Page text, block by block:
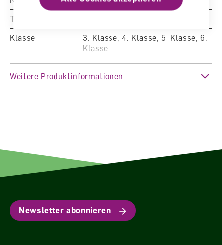
Typ
Klasse
3. Klasse, 4. Klasse, 5. Klasse, 6.
Klasse
Weitere Produktinformationen
Newsletter abonnieren